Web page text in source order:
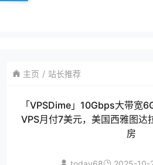
主页 站长推荐
「VPSDime」10Gbps大带宽
VPS月付7美元，美国西雅图达
房